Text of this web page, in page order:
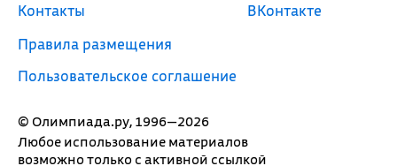
© Олимпиада.ру, 1996—2026
Любое использование материалов
возможно только с активной ссылкой
Контакты
Правила размещения
Пользовательское соглашение
ВКонтакте